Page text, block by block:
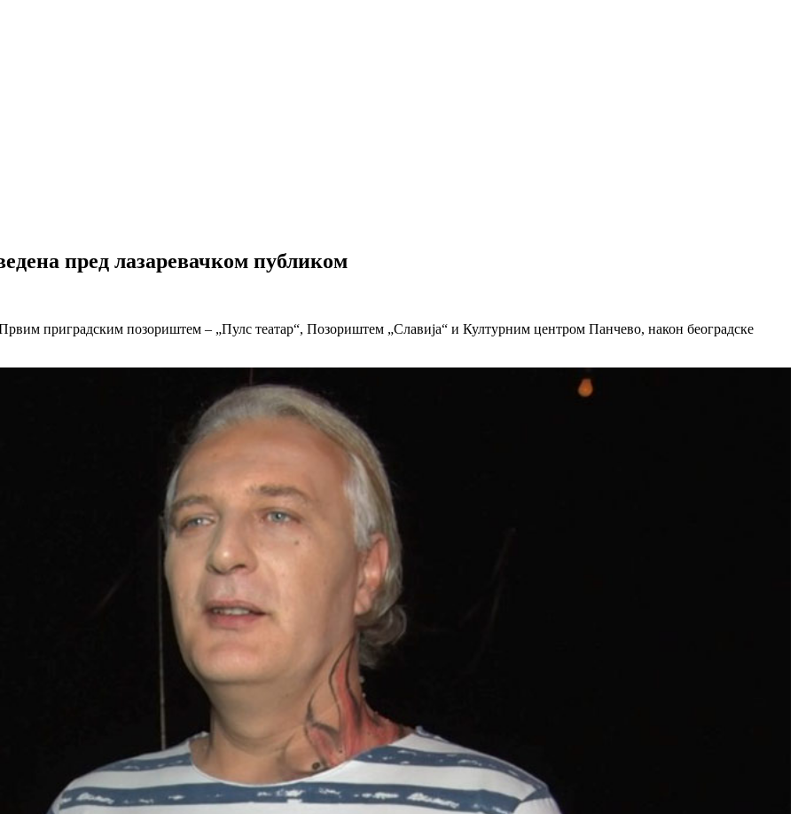
пред лазаревачком публиком
приградским позориштем – „Пулс театар“, Позориштем „Славија“ и Културним центром Панчево, након београдске